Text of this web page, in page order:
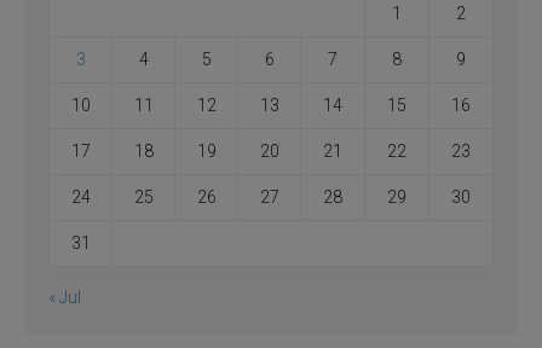
1 2
3 4 5 6 7 8 9
10 11 12 13 14 15 16
17 18 19 20 21 22 23
24 25 26 27 28 29 30
31
« Jul